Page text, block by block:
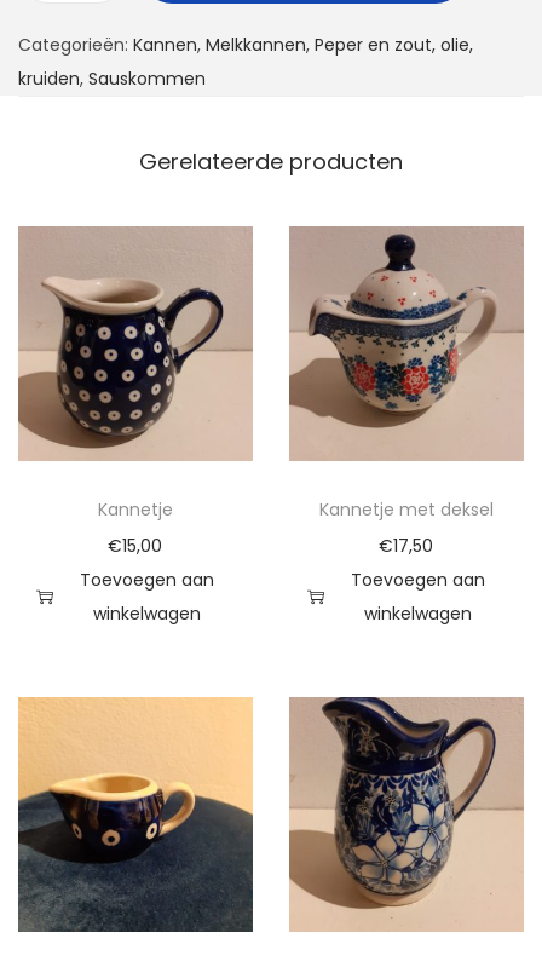
n
i
n
t
j
e
a
a
n
Categorieën: Kannen, Melkkannen, Peper en zout, olie,
kruiden, Sauskommen
Gerelateerde producten
Kannetje
€15,00
Toevoegen aan
winkelwagen
Kannetje met deksel
€17,50
Toevoegen aan
winkelwagen